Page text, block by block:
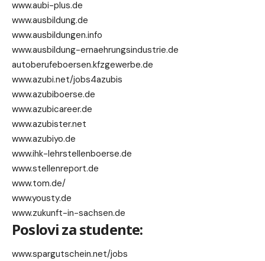
www.aubi-plus.de
www.ausbildung.de
www.ausbildungen.info
www.ausbildung-ernaehrungsindustrie.de
autoberufeboersen.kfzgewerbe.de
www.azubi.net/jobs4azubis
www.azubiboerse.de
www.azubicareer.de
www.azubister.net
www.azubiyo.de
www.ihk-lehrstellenboerse.de
www.stellenreport.de
www.tom.de/
www.yousty.de
www.zukunft-in-sachsen.de
Poslovi za studente:
www.spargutschein.net/jobs